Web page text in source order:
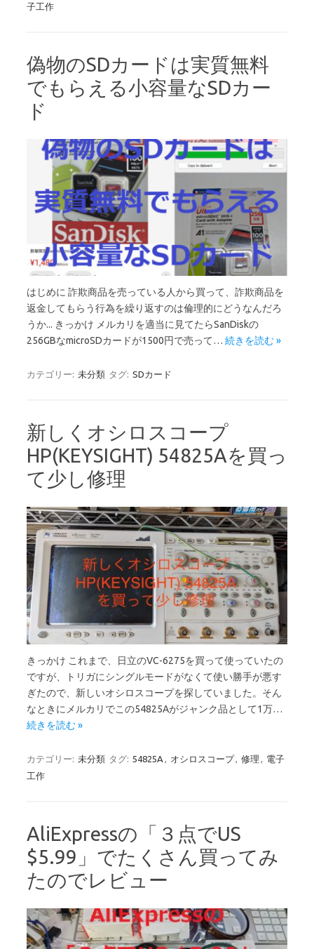
子工作
偽物のSDカードは実質無料
でもらえる小容量なSDカー
ド
はじめに 詐欺商品を売っている人から買って、詐欺商品を
返金してもらう行為を繰り返すのは倫理的にどうなんだろ
うか... きっかけ メルカリを適当に見てたらSanDiskの
256GBなmicroSDカードが1500円で売って… 続きを読む »
カテゴリー: 未分類 タグ: SDカード
新しくオシロスコープ
HP(KEYSIGHT) 54825Aを買っ
て少し修理
きっかけ これまで、日立のVC-6275を買って使っていたの
ですが、トリガにシングルモードがなくて使い勝手が悪す
ぎたので、新しいオシロスコープを探していました。そん
なときにメルカリでこの54825Aがジャンク品として1万…
続きを読む »
カテゴリー: 未分類 タグ: 54825A , オシロスコープ, 修理 , 電子
工作
AliExpressの「３点でUS
$5.99」でたくさん買ってみ
たのでレビュー